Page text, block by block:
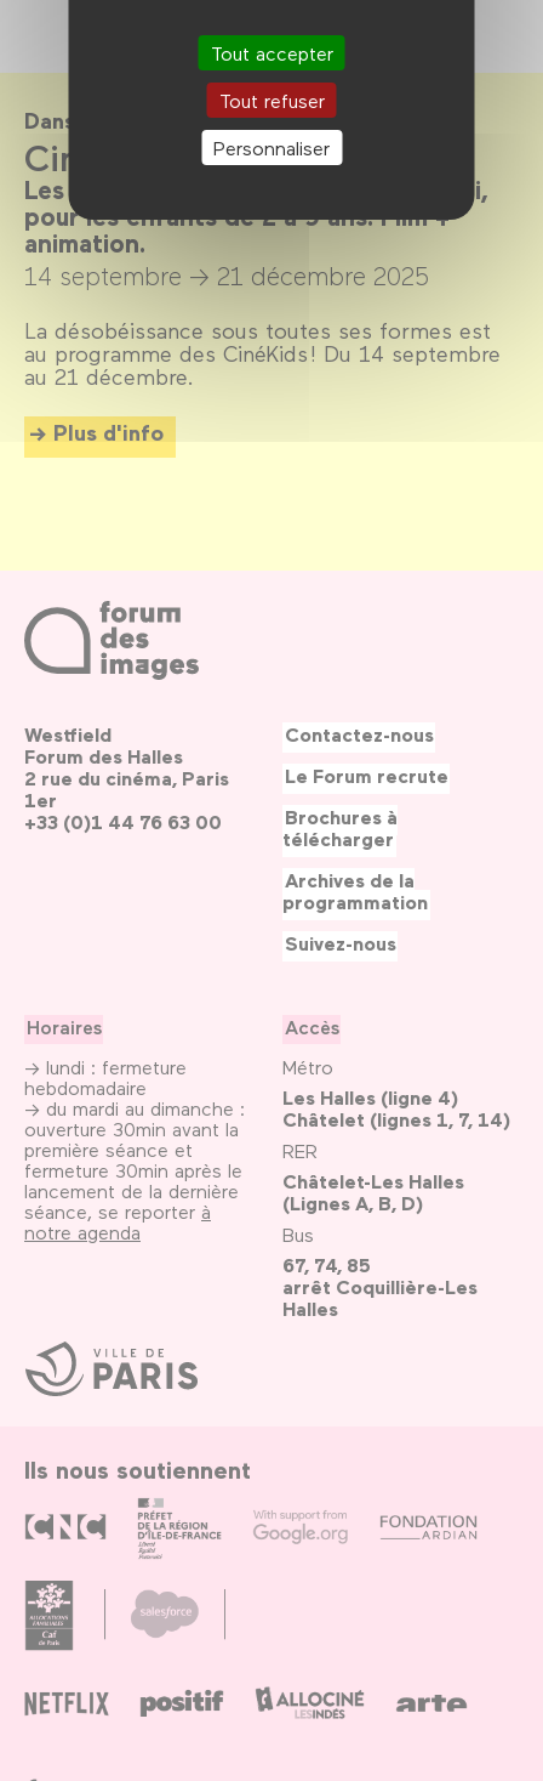
Tout accepter
Tout refuser
Personnaliser
Dans le cadre de
CinéKids : Rebelles
Les mercredis et dimanches après-midi,
pour les enfants de 2 à 9 ans. Film +
animation.
14 septembre → 21 décembre 2025
La désobéissance sous toutes ses formes est
au programme des CinéKids ! Du 14 septembre
au 21 décembre.
Plus d'info
Ville
de
Paris
Westfield
Forum des Halles
2 rue du cinéma, Paris
1er
+33 (0)1 44 76 63 00
Horaires
→ lundi : fermeture
hebdomadaire
→ du mardi au dimanche :
ouverture 30min avant la
première séance et
fermeture 30min après le
lancement de la dernière
séance, se reporter à
notre agenda
Accès
Métro
Les Halles (ligne 4)
Châtelet (lignes 1, 7, 14)
RER
Châtelet-Les Halles
(Lignes A, B, D)
Bus
67, 74, 85
arrêt Coquillière-Les
Halles
Contactez-nous
Le Forum recrute
Brochures à
télécharger
Archives de la
programmation
Suivez-nous
Ils nous soutiennent